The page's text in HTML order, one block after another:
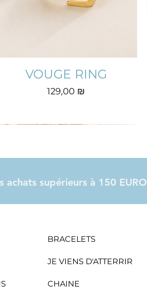
VOUGE RING
Prix
129,00 ₪
ANITA EARINGS
LILAH
LINA
supérieurs à 150 EURO
BRACELETS
JE VIENS D'ATTERRIR
CHAINE